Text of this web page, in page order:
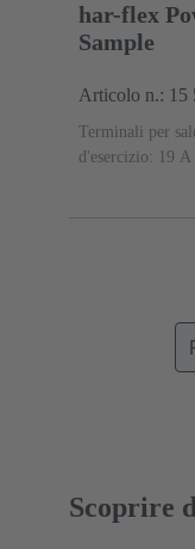
har-flex
Sample
Articolo n.: 15
Terminali per
d'esercizio: ‌19 A
Scoprire